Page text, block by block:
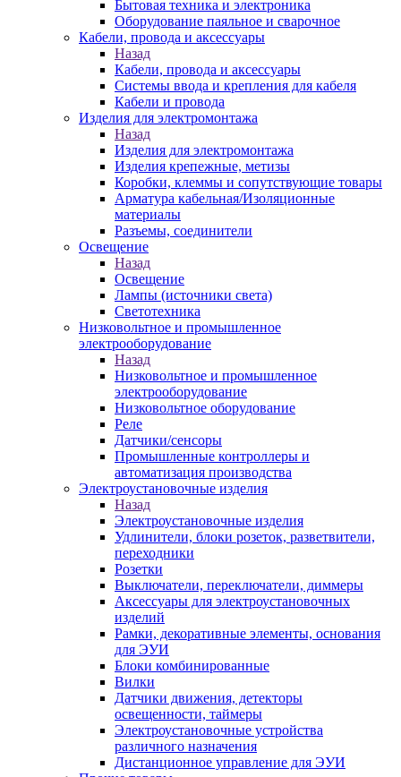
Бытовая техника и электроника
Оборудование паяльное и сварочное
Кабели, провода и аксессуары
Назад
Кабели, провода и аксессуары
Системы ввода и крепления для кабеля
Кабели и провода
Изделия для электромонтажа
Назад
Изделия для электромонтажа
Изделия крепежные, метизы
Коробки, клеммы и сопутствующие товары
Арматура кабельная/Изоляционные
материалы
Разъемы, соединители
Освещение
Назад
Освещение
Лампы (источники света)
Светотехника
Низковольтное и промышленное
электрооборудование
Назад
Низковольтное и промышленное
электрооборудование
Низковольтное оборудование
Реле
Датчики/сенсоры
Промышленные контроллеры и
автоматизация производства
Электроустановочные изделия
Назад
Электроустановочные изделия
Удлинители, блоки розеток, разветвители,
переходники
Розетки
Выключатели, переключатели, диммеры
Аксессуары для электроустановочных
изделий
Рамки, декоративные элементы, основания
для ЭУИ
Блоки комбинированные
Вилки
Датчики движения, детекторы
освещенности, таймеры
Электроустановочные устройства
различного назначения
Дистанционное управление для ЭУИ